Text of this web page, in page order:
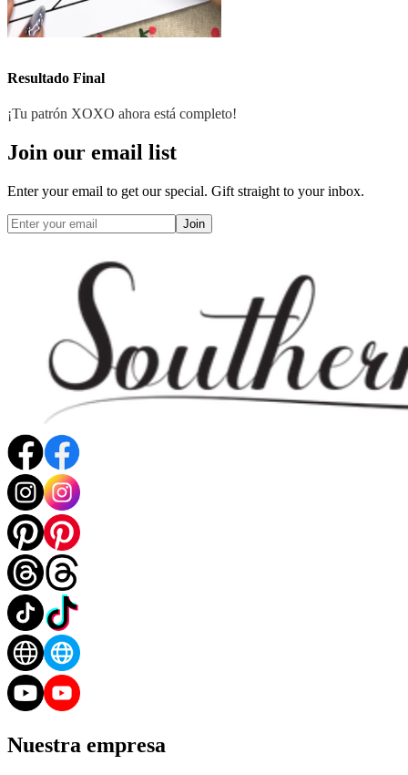
Resultado Final
¡Tu patrón XOXO ahora está completo!
Join our email list
Enter your email to get our special. Gift straight to your inbox.
Join
Nuestra empresa